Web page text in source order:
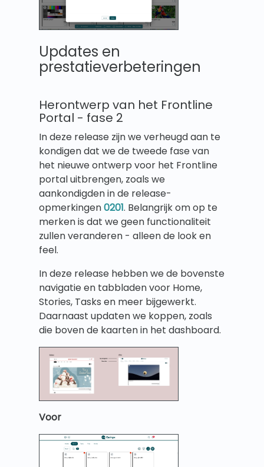
Updates en
prestatieverbeteringen
Herontwerp van het Frontline
Portal - fase 2
In deze release zijn we verheugd aan te
kondigen dat we de tweede fase van
het nieuwe ontwerp voor het Frontline
portal uitbrengen, zoals we
aankondigden in de release-
opmerkingen0201. Belangrijk om op te
merken is dat we geen functionaliteit
zullen veranderen - alleen de look en
feel.
In deze release hebben we de bovenste
navigatie en tabbladen voor Home,
Stories, Tasks en meer bijgewerkt.
Daarnaast updaten we koppen, zoals
die boven de kaarten in het dashboard.
Voor